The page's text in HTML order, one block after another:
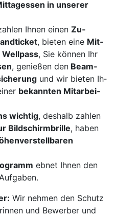
in un­se­rer
Ih­nen einen Zu­
, bie­ten eine Mit­
, Sie kön­nen Ihr
, ge­nie­ßen den Be­am­
und wir bie­ten Ih­
be­kann­ten Mit­ar­bei­
wich­tig, des­halb zah­len
Bild­schirm­bril­le, ha­ben
eb­net Ih­nen den
Wir neh­men den Schutz
und Be­wer­ber und